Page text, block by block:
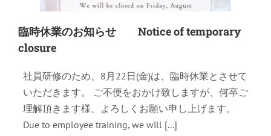
臨時休業のお知らせ Notice of temporary
closure
社員研修のため、8月22日(金)は、臨時休業とさせて
いただきます。 ご不便をおかけ致しますが、何卒ご
理解頂きます様、よろしくお願い申し上げます。
Due to employee training, we will [...]